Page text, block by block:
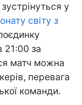
у
світу з
21:00 за
матч можна
перевага
команди.